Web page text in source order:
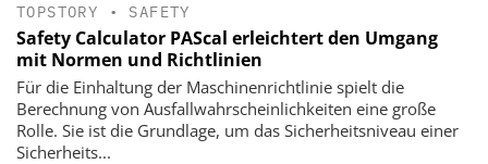
TOPSTORY • SAFETY
Safety Calculator PAScal erleichtert den Umgang
mit Normen und Richtlinien
Für die Einhaltung der Maschinenrichtlinie spielt die
Berechnung von Ausfallwahrscheinlichkeiten eine große
Rolle. Sie ist die Grundlage, um das Sicherheitsniveau einer
Sicherheits...